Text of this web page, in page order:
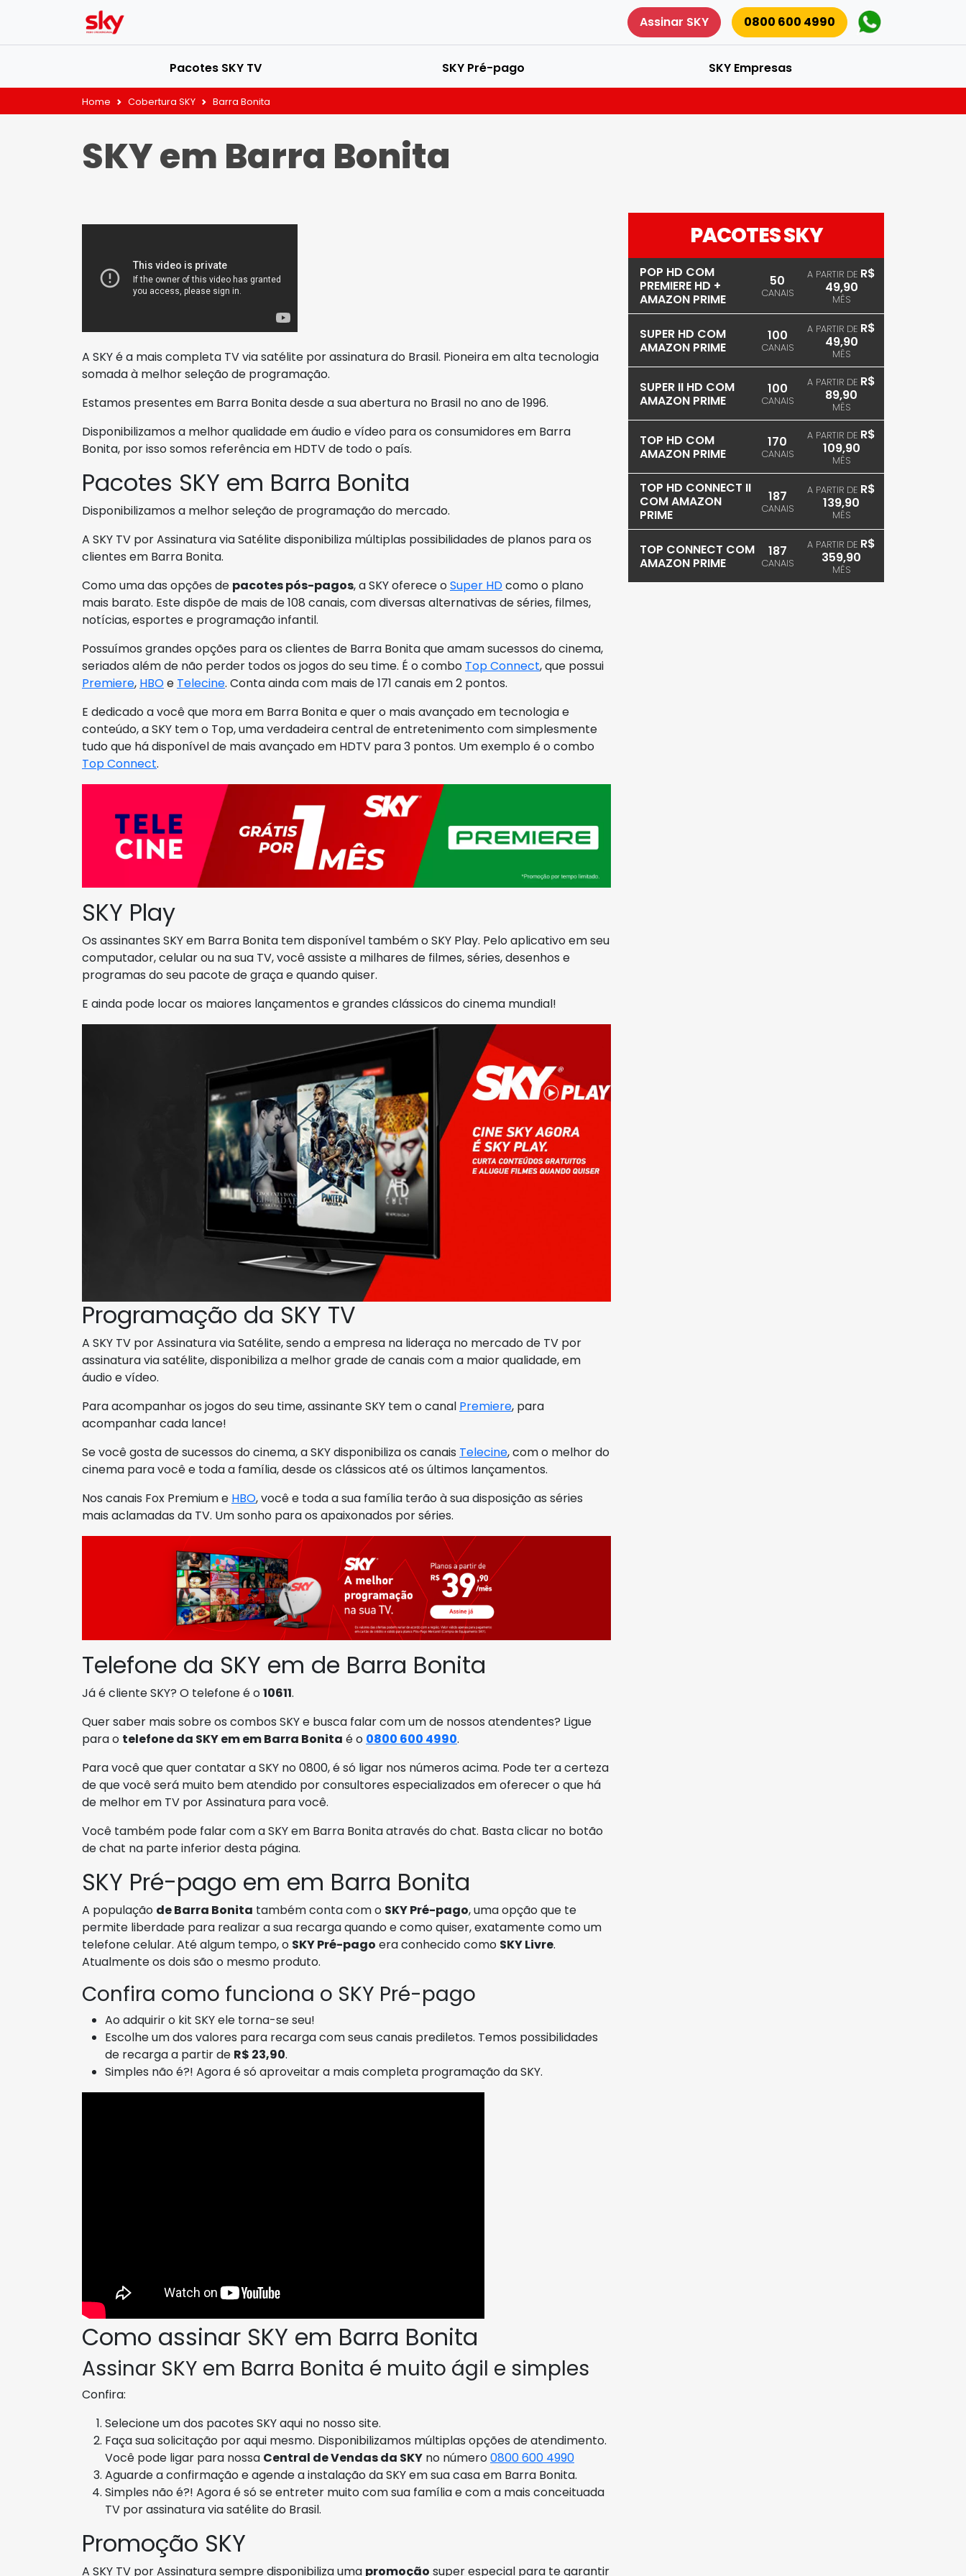
Assinar SKY 0800 600 4990
Pacotes SKY TV SKY Pré-pago SKY Empresas
Home Cobertura SKY Barra Bonita
SKY em Barra Bonita
A SKY é a mais completa TV via satélite por assinatura do Brasil. Pioneira em alta tecnologia
somada à melhor seleção de programação.
Estamos presentes em Barra Bonita desde a sua abertura no Brasil no ano de 1996.
Disponibilizamos a melhor qualidade em áudio e vídeo para os consumidores em Barra
Bonita, por isso somos referência em HDTV de todo o país.
Pacotes SKY em Barra Bonita
Disponibilizamos a melhor seleção de programação do mercado.
A SKY TV por Assinatura via Satélite disponibiliza múltiplas possibilidades de planos para os
clientes em Barra Bonita.
Como uma das opções de pacotes pós-pagos, a SKY oferece oSuper HDcomo o plano
mais barato. Este dispõe de mais de 108 canais, com diversas alternativas de séries, filmes,
notícias, esportes e programação infantil.
Possuímos grandes opções para os clientes de Barra Bonita que amam sucessos do cinema,
seriados além de não perder todos os jogos do seu time. É o combo Top Connect, que possui
Premiere, HBOe Telecine. Conta ainda com mais de 171 canais em 2 pontos.
E dedicado a você que mora em Barra Bonita e quer o mais avançado em tecnologia e
conteúdo, a SKY tem o Top, uma verdadeira central de entretenimento com simplesmente
tudo que há disponível de mais avançado em HDTV para 3 pontos. Um exemplo é o combo
Top Connect.
SKY Play
Os assinantes SKY em Barra Bonita tem disponível também o SKY Play. Pelo aplicativo em seu
computador, celular ou na sua TV, você assiste a milhares de filmes, séries, desenhos e
programas do seu pacote de graça e quando quiser.
E ainda pode locar os maiores lançamentos e grandes clássicos do cinema mundial!
Programação da SKY TV
A SKY TV por Assinatura via Satélite, sendo a empresa na lideraça no mercado de TV por
assinatura via satélite, disponibiliza a melhor grade de canais com a maior qualidade, em
áudio e vídeo.
Para acompanhar os jogos do seu time, assinante SKY tem o canal Premiere, para
acompanhar cada lance!
Se você gosta de sucessos do cinema, a SKY disponibiliza os canais Telecine, com o melhor do
cinema para você e toda a família, desde os clássicos até os últimos lançamentos.
Nos canais Fox Premium e HBO, você e toda a sua família terão à sua disposição as séries
mais aclamadas da TV. Um sonho para os apaixonados por séries.
Telefone da SKY em de Barra Bonita
Já é cliente SKY? O telefone é o10611.
Quer saber mais sobre os combos SKY e busca falar com um de nossos atendentes? Ligue
para o telefone da SKY em em Barra Bonita é o 0800 600 4990.
Para você que quer contatar a SKY no 0800, é só ligar nos números acima. Pode ter a certeza
de que você será muito bem atendido por consultores especializados em oferecer o que há
de melhor em TV por Assinatura para você.
Você também pode falar com a SKY em Barra Bonita através do chat. Basta clicar no botão
de chat na parte inferior desta página.
SKY Pré-pago em em Barra Bonita
A população de Barra Bonita também conta com o SKY Pré-pago, uma opção que te
permite liberdade para realizar a sua recarga quando e como quiser, exatamente como um
telefone celular. Até algum tempo, o SKY Pré-pago era conhecido como SKY Livre.
Atualmente os dois são o mesmo produto.
Confira como funciona o SKY Pré-pago
Ao adquirir o kit SKY ele torna-se seu!
Escolhe um dos valores para recarga com seus canais prediletos. Temos possibilidades
de recarga a partir de R$ 23,90.
Simples não é?! Agora é só aproveitar a mais completa programação da SKY.
Como assinar SKY em Barra Bonita
Assinar SKY em Barra Bonita é muito ágil e simples
Confira:
Selecione um dos pacotes SKY aqui no nosso site.
Faça sua solicitação por aqui mesmo. Disponibilizamos múltiplas opções de atendimento.
Você pode ligar para nossa Central de Vendas da SKY no número0800 600 4990
Aguarde a confirmação e agende a instalação da SKY em sua casa em Barra Bonita.
Simples não é?! Agora é só se entreter muito com sua família e com a mais conceituada
TV por assinatura via satélite do Brasil.
Promoção SKY
A SKY TV por Assinatura sempre disponibiliza uma promoção super especial para te garantir
PACOTES SKY
POP HD COM
PREMIERE HD +
AMAZON PRIME
50
CANAIS
A PARTIR DE R$
49,90
MÊS
SUPER HD COM
AMAZON PRIME
100
CANAIS
A PARTIR DE R$
49,90
MÊS
SUPER II HD COM
AMAZON PRIME
100
CANAIS
A PARTIR DE R$
89,90
MÊS
TOP HD COM
AMAZON PRIME
170
CANAIS
A PARTIR DE R$
109,90
MÊS
TOP HD CONNECT II
COM AMAZON
PRIME
187
CANAIS
A PARTIR DE R$
139,90
MÊS
TOP CONNECT COM
AMAZON PRIME
187
CANAIS
A PARTIR DE R$
359,90
MÊS